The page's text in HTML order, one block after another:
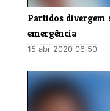
Partidos divergem
emergência
15 abr 2020 06:50